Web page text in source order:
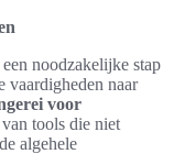
een noodzakelijke stap
vaardigheden naar
voor
tools die niet
algehele